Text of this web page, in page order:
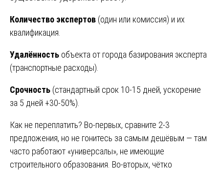
Количество экспертов (один или комиссия) и их
квалификация.
Удалённость объекта от города базирования эксперта
(транспортные расходы).
Срочность (стандартный срок 10-15 дней, ускорение
за 5 дней +30-50%).
Как не переплатить? Во-первых, сравните 2-3
предложения, но не гонитесь за самым дешёвым — там
часто работают «универсалы», не имеющие
строительного образования. Во-вторых, чётко